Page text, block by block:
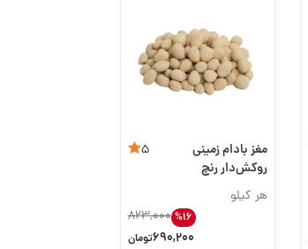
مغز بادام زمینی
روکش‌دار رنچ
5
هر کیلو
%16
823,000
690,200تومان